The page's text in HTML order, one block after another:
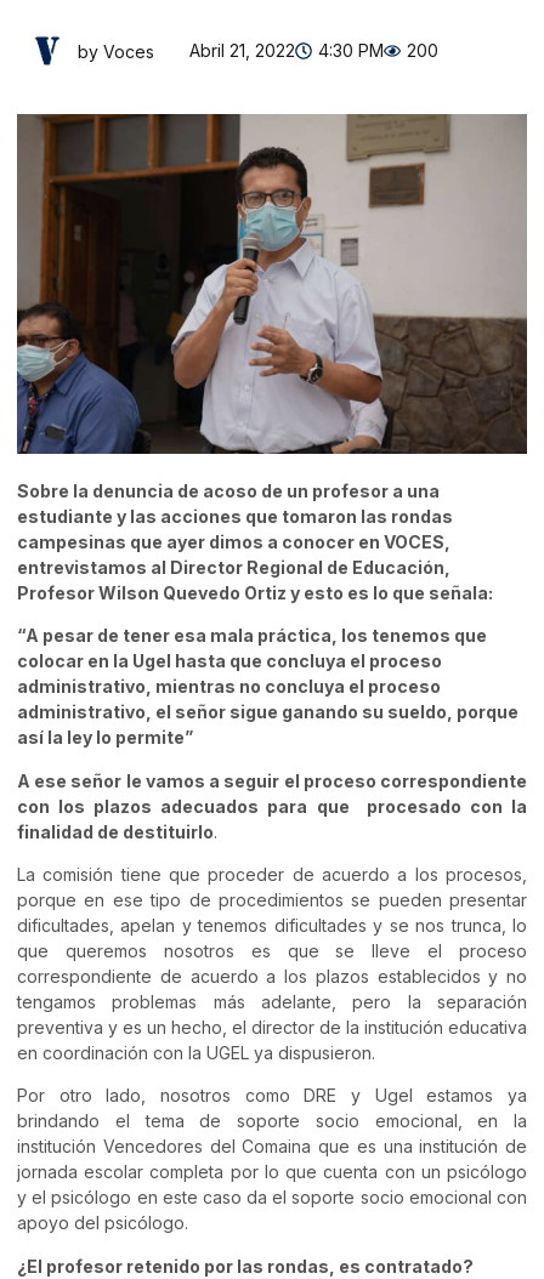
by Voces Abril 21, 2022 4:30 PM 200
Sobre la denuncia de acoso de un profesor a una
estudiante y las acciones que tomaron las rondas
campesinas que ayer dimos a conocer en VOCES,
entrevistamos al Director Regional de Educación,
Profesor Wilson Quevedo Ortiz y esto es lo que señala:
“A pesar de tener esa mala práctica los tenemos que
colocar en la Ugel hasta que concluya el proceso
administrativo mientras no concluya el proceso
administrativo, el señor sigue ganando su sueldo, porque
así la ley lo permite”
A ese señor le vamos a seguir el proceso correspondiente
con los plazos adecuados para que procesado con la
finalidad de destituirlo.
La comisión tiene que proceder de acuerdo a los procesos,
porque en ese tipo de procedimientos se pueden presentar
dificultades, apelan y tenemos dificultades y se nos trunca, lo
que queremos nosotros es que se lleve el proceso
correspondiente de acuerdo a los plazos establecidos y no
tengamos problemas más adelante, pero la separación
preventiva y es un hecho, el director de la institución educativa
en coordinación con la UGEL ya dispusieron.
Por otro lado, nosotros como DRE y Ugel estamos ya
brindando el tema de soporte socio emocional, en la
institución Vencedores delComaina que es una institución de
jornada escolar completa por lo que cuenta con un psicólogo
y el psicólogo en este caso da el soporte socio emocional con
apoyo del psicólogo.
¿El profesor retenido por las rondas, es contratado?